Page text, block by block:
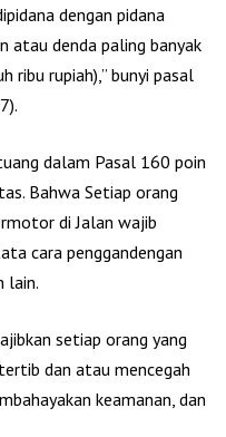
dengan pidana
atau denda paling banyak
ribu rupiah),” bunyi pasal
dalam Pasal 160 poin
Bahwa Setiap orang
di Jalan wajib
cara penggandengan
lain.
setiap orang yang
dan atau mencegah
keamanan, dan